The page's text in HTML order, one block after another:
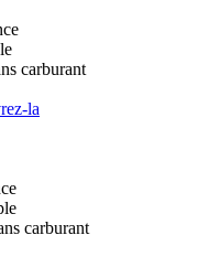
carburant
la
carburant